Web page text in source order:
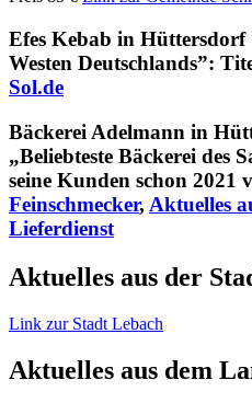
Efes Kebab in Hüttersdorf
Westen Deutschlands”:
Sol.de
Bäckerei Adelmann in
„Beliebteste Bäckerei des
seine Kunden schon 2021
Feinschmecker, Aktuelles
Lieferdienst
Aktuelles aus der
Link zur Stadt Lebach
Aktuelles aus dem